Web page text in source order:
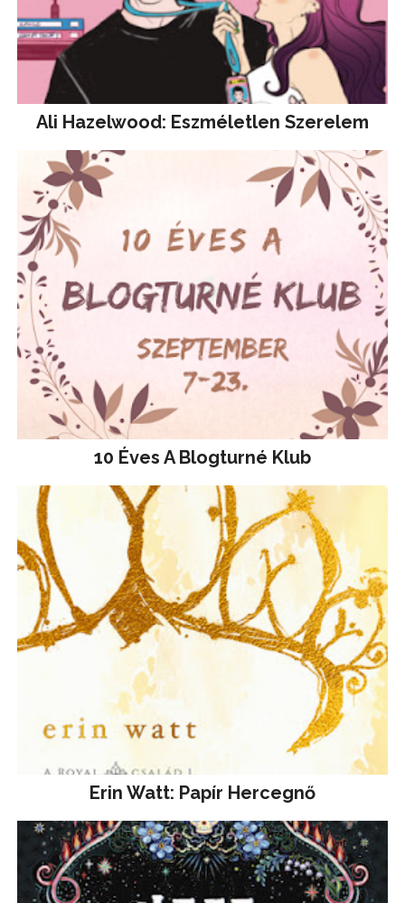
Ali Hazelwood: Eszméletlen Szerelem
10 Éves A Blogturné Klub
Erin Watt: Papír Hercegnő